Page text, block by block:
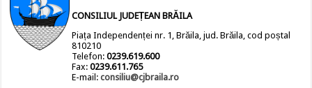
CONSILIUL JUDEȚEAN BRĂILA
Piața Independenței nr. 1, Brăila, jud. Brăila, cod poștal
810210
Telefon:0239.619.600
Fax:0239.611.765
E-mail:consiliu@cjbraila.ro